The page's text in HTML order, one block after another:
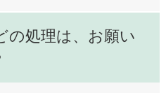
の処理は、お願い